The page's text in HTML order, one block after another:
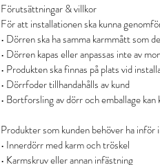
Förutsättningar & villkor
För att installationen ska kunna
• Dörren ska ha samma karmmått som
• Dörren kapas eller anpassas inte av
• Produkten ska finnas på plats vid
• Dörrfoder tillhandahålls av kund
• Bortforsling av dörr och emballage kan
Produkter som kunden behöver ha inför
• Innerdörr med karm och tröskel
• Karmskruv eller annan infästning